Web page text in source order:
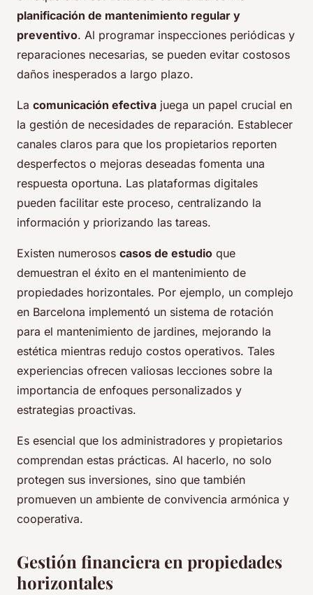
planificación de mantenimiento regular y
preventivo. Al programar inspecciones periódicas y
reparaciones necesarias, se pueden evitar costosos
daños inesperados a largo plazo.
La comunicación efectiva juega un papel crucial en
la gestión de necesidades de reparación. Establecer
canales claros para que los propietarios reporten
desperfectos o mejoras deseadas fomenta una
respuesta oportuna. Las plataformas digitales
pueden facilitar este proceso, centralizando la
información y priorizando las tareas.
Existen numerosos casos de estudio que
demuestran el éxito en el mantenimiento de
propiedades horizontales. Por ejemplo, un complejo
en Barcelona implementó un sistema de rotación
para el mantenimiento de jardines, mejorando la
estética mientras redujo costos operativos. Tales
experiencias ofrecen valiosas lecciones sobre la
importancia de enfoques personalizados y
estrategias proactivas.
Es esencial que los administradores y propietarios
comprendan estas prácticas. Al hacerlo, no solo
protegen sus inversiones, sino que también
promueven un ambiente de convivencia armónica y
cooperativa.
Gestión financiera en propiedades
horizontales